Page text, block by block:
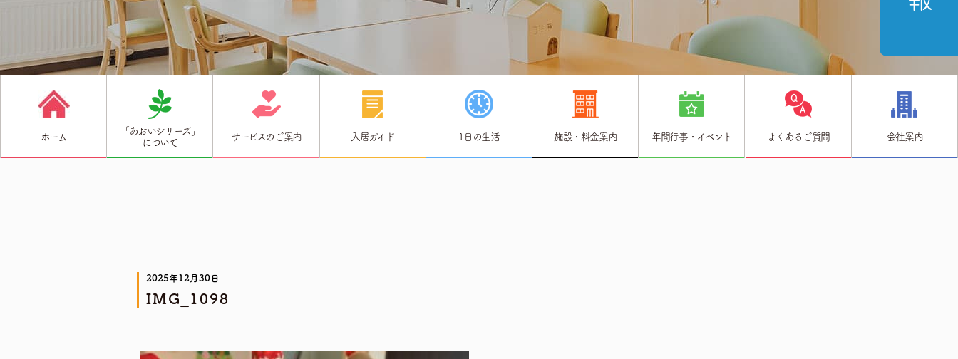
ホーム
「あおいシリーズ」
について
サービスのご案内 入居ガイド 1日の生活 施設・料金案内 年間行事・イベント よくあるご質問 会社案内
2025年12月30日
IMG_1098